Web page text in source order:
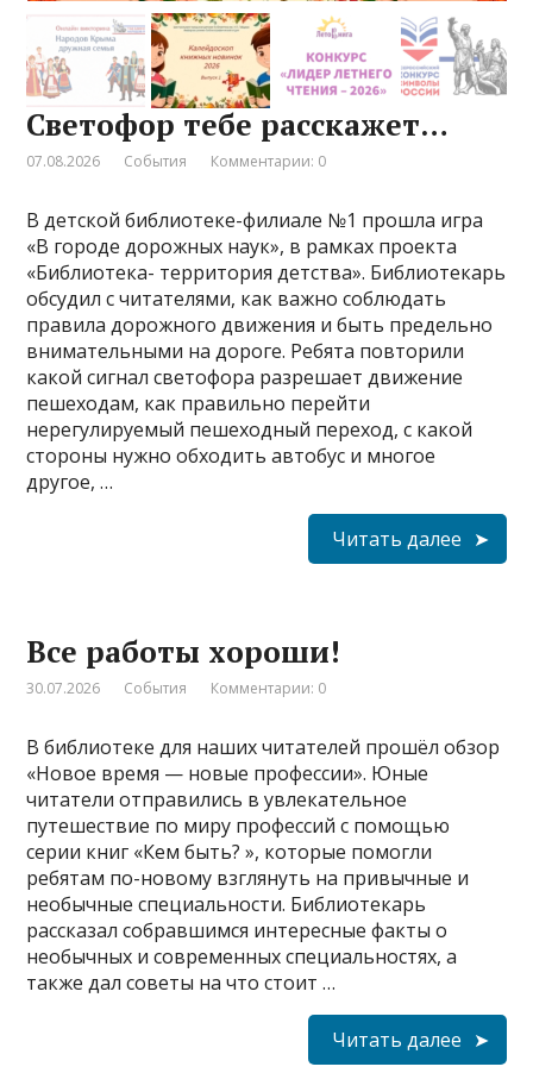
Светофор тебе расскажет…
07.08.2026 События Комментарии: 0
В детской библиотеке-филиале №1 прошла игра
«В городе дорожных наук», в рамках проекта
«Библиотека- территория детства». Библиотекарь
обсудил с читателями, как важно соблюдать
правила дорожного движения и быть предельно
внимательными на дороге. Ребята повторили
какой сигнал светофора разрешает движение
пешеходам, как правильно перейти
нерегулируемый пешеходный переход, с какой
стороны нужно обходить автобус и многое
другое, …
Читать далее
Все работы хороши!
30.07.2026 События Комментарии: 0
В библиотеке для наших читателей прошёл обзор
«Новое время — новые профессии». Юные
читатели отправились в увлекательное
путешествие по миру профессий с помощью
серии книг «Кем быть? », которые помогли
ребятам по-новому взглянуть на привычные и
необычные специальности. Библиотекарь
рассказал собравшимся интересные факты о
необычных и современных специальностях, а
также дал советы на что стоит …
Читать далее